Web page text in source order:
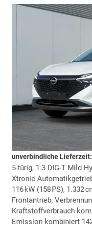
unverbindliche Lieferzeit:
5-türig, 1.3 DIG-T Mild
Xtronic
116 kW (158 PS), 1.332
Frontantrieb,
Kraftstoffverbrauch
Emission kombiniert